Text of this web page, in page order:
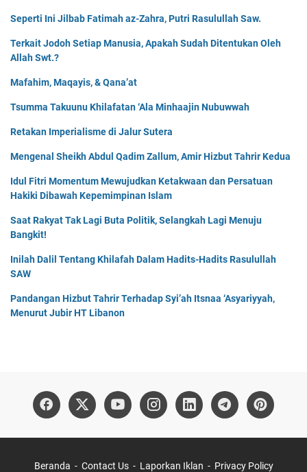
Seperti Ini Jilbab Fatimah az-Zahra, Putri Rasulullah Saw.
Terkait Jodoh Setiap Manusia, Apakah Sudah Ditentukan Oleh
Allah Swt.?
Mafahim, Maqayis, & Qana’at
Tsumma Takuunu Khilafatan ‘Ala Minhaajin Nubuwwah
Retakan Imperialisme di Jalur Sutera
Mengenal Sheikh Abdul Qadim Zallum, Amir Hizbut Tahrir Kedua
Idul Fitri Momentum Mewujudkan Ketakwaan dan Persatuan
Hakiki Dibawah Kepemimpinan Islam
Saat Rakyat Tak Lagi Buta Politik, Selangkah Lagi Menuju
Bangkit!
Inilah Dalil Tentang Khilafah Dalam Hadits-Hadits Rasulullah
SAW
Pandangan Hizbut Tahrir Terhadap Syi’ah Itsnaa ‘Asyariyyah,
Menurut Jubir HT Libanon
Beranda Contact Us Laporkan Iklan Privacy Policy